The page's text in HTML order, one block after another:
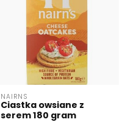
NAIRNS
Ciastka owsiane z
serem 180 gram